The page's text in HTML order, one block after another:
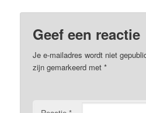
Geef een reactie
Je e-mailadres wordt niet
zijn gemarkeerd met*